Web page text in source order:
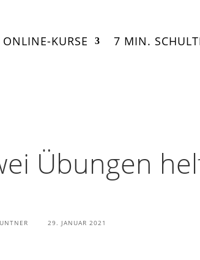
ONLINE-KURSE 7 MIN.
Übungen
29. JANUAR 2021